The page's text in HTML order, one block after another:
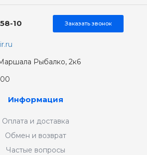
10 Заказать звонок
Рыбалко, 2к6
Информация
Оплата и доставка
Обмен и возврат
Частые вопросы